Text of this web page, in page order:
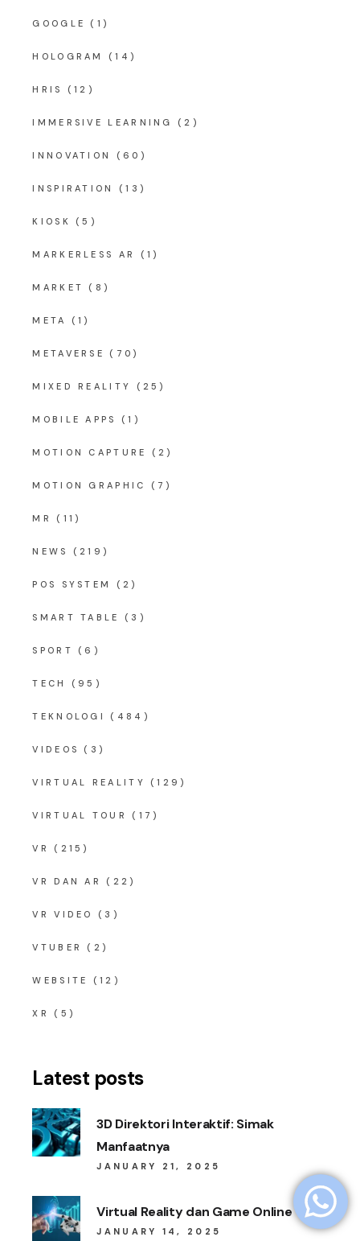
GOOGLE (1)
HOLOGRAM (14)
HRIS (12)
IMMERSIVE LEARNING (2)
INNOVATION (60)
INSPIRATION (13)
KIOSK (5)
MARKERLESS AR (1)
MARKET (8)
META (1)
METAVERSE (70)
MIXED REALITY (25)
MOBILE APPS (1)
MOTION CAPTURE (2)
MOTION GRAPHIC (7)
MR (11)
NEWS (219)
POS SYSTEM (2)
SMART TABLE (3)
SPORT (6)
TECH (95)
TEKNOLOGI (484)
VIDEOS (3)
VIRTUAL REALITY (129)
VIRTUAL TOUR (17)
VR (215)
VR DAN AR (22)
VR VIDEO (3)
VTUBER (2)
WEBSITE (12)
XR (5)
Latest posts
3D Direktori Interaktif: Simak
Manfaatnya
JANUARY 21, 2025
Virtual Reality dan Game Online
JANUARY 14, 2025